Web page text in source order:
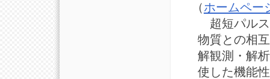
（ホームペー
超短パルス
物質との相
解観測・解
使した機能